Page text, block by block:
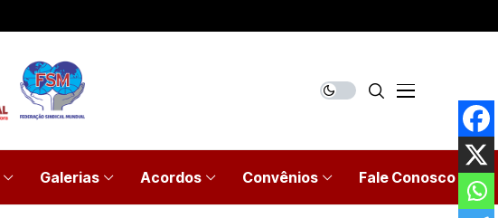
Galerias Acordos Convênios Fale Conosco